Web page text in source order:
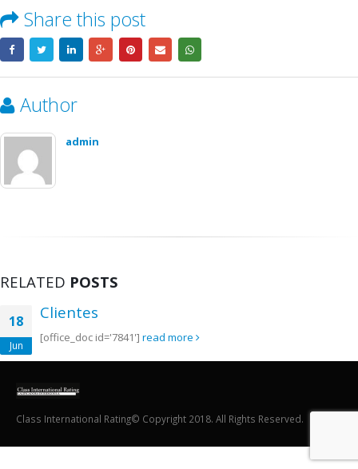
Share this post
Author
admin
RELATED POSTS
18
Jun
Clientes
[office_doc id='7841'] read more
Class International Rating© Copyright 2018. All Rights Reserved.